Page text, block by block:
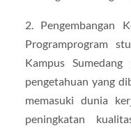
2. Pengembangan
Programprogram
Kampus
pengetahuan yang
memasuki dunia
peningkatan